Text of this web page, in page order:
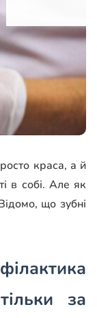
краса, а й
в собі. Але як
що зубні
за